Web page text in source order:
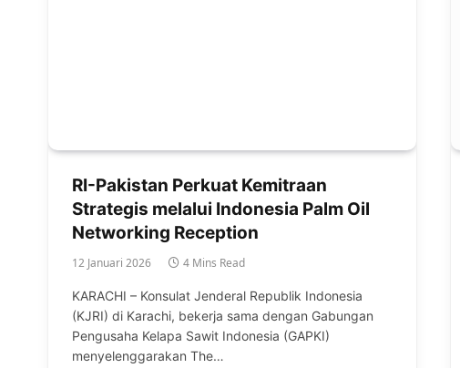
RI-Pakistan Perkuat Kemitraan
Strategis melalui Indonesia Palm Oil
Networking Reception
12 Januari 2026 4 Mins Read
KARACHI – Konsulat Jenderal Republik Indonesia
(KJRI) di Karachi, bekerja sama dengan Gabungan
Pengusaha Kelapa Sawit Indonesia (GAPKI)
menyelenggarakan The…